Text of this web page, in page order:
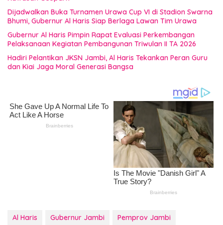
Dijadwalkan Buka Turnamen Urawa Cup VI di Stadion Swarna
Bhumi, Gubernur Al Haris Siap Berlaga Lawan Tim Urawa
Gubernur Al Haris Pimpin Rapat Evaluasi Perkembangan
Pelaksanaan Kegiatan Pembangunan Triwulan II TA 2026
Hadiri Pelantikan JKSN Jambi, Al Haris Tekankan Peran Guru
dan Kiai Jaga Moral Generasi Bangsa
Al Haris Gubernur Jambi Pemprov Jambi